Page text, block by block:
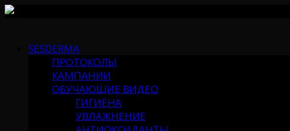
contentSESDERMA
ПРОТОКОЛЫ
КАМПАНИИ
ОБУЧАЮЩИЕ ВИДЕО
ГИГИЕНА
УВЛАЖНЕНИЕ